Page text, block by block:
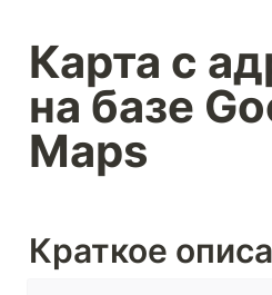
Карта с
на базе
Maps
Краткое